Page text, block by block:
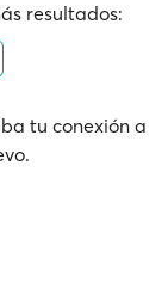
resultados:
tu conexión a